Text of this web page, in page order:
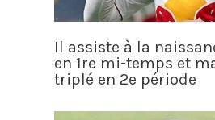
Il assiste à la
en 1re mi-temps et
triplé en 2e période